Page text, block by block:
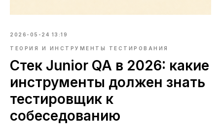
2026-05-24 13:19
ТЕОРИЯ И ИНСТРУМЕНТЫ ТЕСТИРОВАНИЯ
Стек Junior QA в 2026: какие
инструменты должен знать
тестировщик к
собеседованию